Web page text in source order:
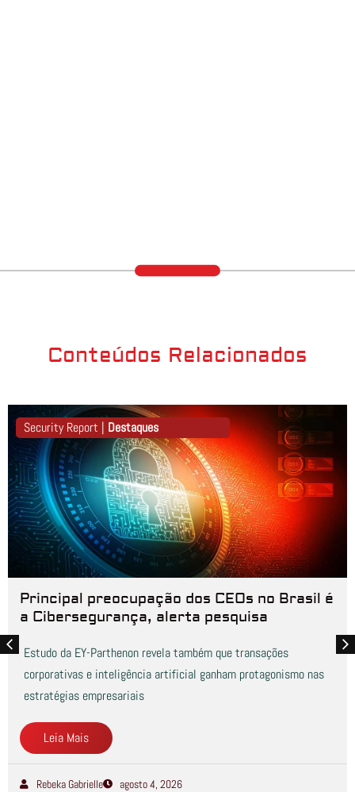
Conteúdos Relacionados
Security Report | Destaques
Principal preocupação dos CEOs no Brasil é
a Cibersegurança, alerta pesquisa
Estudo da EY-Parthenon revela também que transações
corporativas e inteligência artificial ganham protagonismo nas
estratégias empresariais
Leia Mais
Rebeka Gabrielle agosto 4, 2026